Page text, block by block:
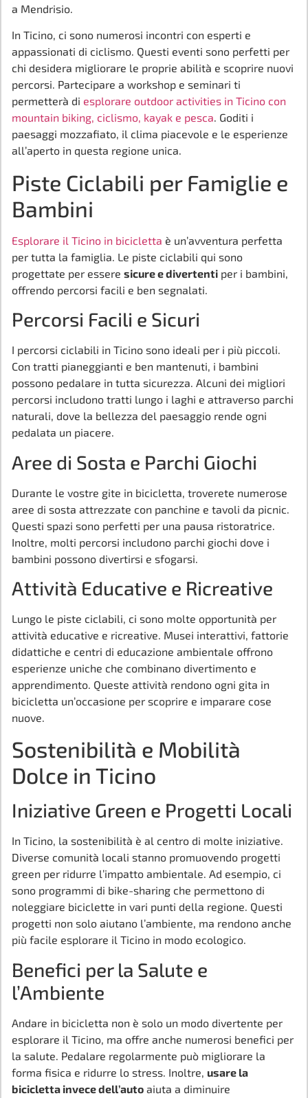
a Mendrisio.
In Ticino, ci sono numerosi incontri con esperti e
appassionati di ciclismo. Questi eventi sono perfetti per
chi desidera migliorare le proprie abilità e scoprire nuovi
percorsi. Partecipare a workshop e seminari ti
permetterà di esplorare outdoor activities in Ticino con
mountain biking, ciclismo, kayak e pesca. Goditi i
paesaggi mozzafiato, il clima piacevole e le esperienze
all’aperto in questa regione unica.
Piste Ciclabili per Famiglie e
Bambini
Esplorare il Ticino in bicicletta è un’avventura perfetta
per tutta la famiglia. Le piste ciclabili qui sono
progettate per essere sicure e divertenti per i bambini,
offrendo percorsi facili e ben segnalati.
Percorsi Facili e Sicuri
I percorsi ciclabili in Ticino sono ideali per i più piccoli.
Con tratti pianeggianti e ben mantenuti, i bambini
possono pedalare in tutta sicurezza. Alcuni dei migliori
percorsi includono tratti lungo i laghi e attraverso parchi
naturali, dove la bellezza del paesaggio rende ogni
pedalata un piacere.
Aree di Sosta e Parchi Giochi
Durante le vostre gite in bicicletta, troverete numerose
aree di sosta attrezzate con panchine e tavoli da picnic.
Questi spazi sono perfetti per una pausa ristoratrice.
Inoltre, molti percorsi includono parchi giochi dove i
bambini possono divertirsi e sfogarsi.
Attività Educative e Ricreative
Lungo le piste ciclabili, ci sono molte opportunità per
attività educative e ricreative. Musei interattivi, fattorie
didattiche e centri di educazione ambientale offrono
esperienze uniche che combinano divertimento e
apprendimento. Queste attività rendono ogni gita in
bicicletta un’occasione per scoprire e imparare cose
nuove.
Sostenibilità e Mobilità
Dolce in Ticino
Iniziative Green e Progetti Locali
In Ticino, la sostenibilità è al centro di molte iniziative.
Diverse comunità locali stanno promuovendo progetti
green per ridurre l’impatto ambientale. Ad esempio, ci
sono programmi di bike-sharing che permettono di
noleggiare biciclette in vari punti della regione. Questi
progetti non solo aiutano l’ambiente, ma rendono anche
più facile esplorare il Ticino in modo ecologico.
Benefici per la Salute e
l’Ambiente
Andare in bicicletta non è solo un modo divertente per
esplorare il Ticino, ma offre anche numerosi benefici per
la salute. Pedalare regolarmente può migliorare la
forma fisica e ridurre lo stress. Inoltre, usare la
bicicletta invece dell’auto aiuta a diminuire